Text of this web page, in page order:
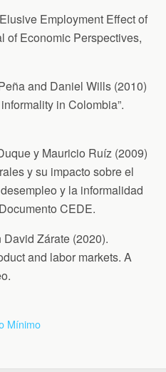
Employment Effect of
of Economic Perspectives,
and Daniel Wills (2010)
in Colombia”.
y Mauricio Ruíz (2009)
y su impacto sobre el
y la informalidad
CEDE.
Zárate (2020).
and labor markets. A
Mínimo